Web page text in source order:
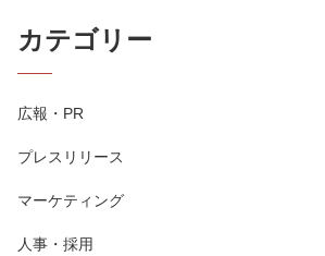
カテゴリー
広報・PR
プレスリリース
マーケティング
人事・採用